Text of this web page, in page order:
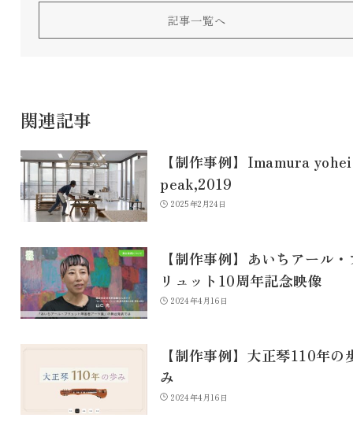
記事一覧へ
関連記事
【制作事例】Imamura yohei
peak,2019
2025年2月24日
【制作事例】あいちアール・
リュット10周年記念映像
2024年4月16日
【制作事例】大正琴110年の
み
2024年4月16日